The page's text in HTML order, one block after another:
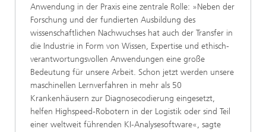
Anwendung in der Praxis eine zentrale Rolle: »Neben der
Forschung und der fundierten Ausbildung des
wissenschaftlichen Nachwuchses hat auch der Transfer in
die Industrie in Form von Wissen, Expertise und ethisch-
verantwortungsvollen Anwendungen eine große
Bedeutung für unsere Arbeit. Schon jetzt werden unsere
maschinellen Lernverfahren in mehr als 50
Krankenhäusern zur Diagnosecodierung eingesetzt,
helfen Highspeed-Robotern in der Logistik oder sind Teil
einer weltweit führenden KI-Analysesoftware«, sagte